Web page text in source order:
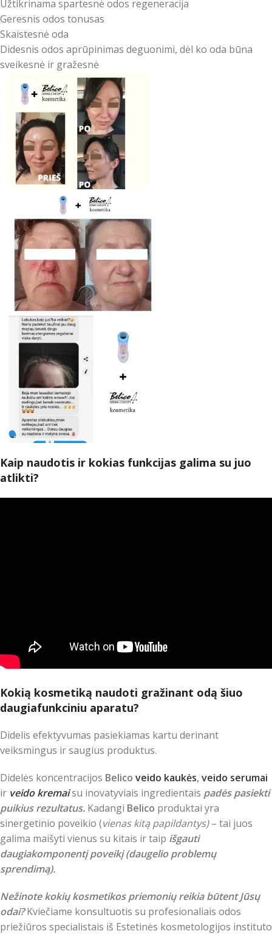
Užtikrinama spartesnė odos regeneracija
Geresnis odos tonusas
Skaistesnė oda
Didesnis odos aprūpinimas deguonimi, dėl ko oda būna
sveikesnė ir gražesnė
Kaip naudotis ir kokias funkcijas galima su juo
atlikti?
Kokią kosmetiką naudoti gražinant odą šiuo
daugiafunkciniu aparatu?
Didelis efektyvumas pasiekiamas kartu derinant
veiksmingus ir saugius produktus.
Didelės koncentracijos Belico veido kaukės,veido serumai
ir veido kremaisu inovatyviais ingredientais padės pasiekti
puikius rezultatus. Kadangi Belico produktai yra
sinergetinio poveikio (vienas kitą papildantys)– tai juos
galima maišyti vienus su kitais ir taip išgauti
daugiakomponentį poveikį (daugelio problemų
sprendimą).
Nežinote kokių kosmetikos priemonių reikia būtent Jūsų
odai?Kviečiame konsultuotis su profesionaliais odos
priežiūros specialistais iš Estetinės kosmetologijos instituto